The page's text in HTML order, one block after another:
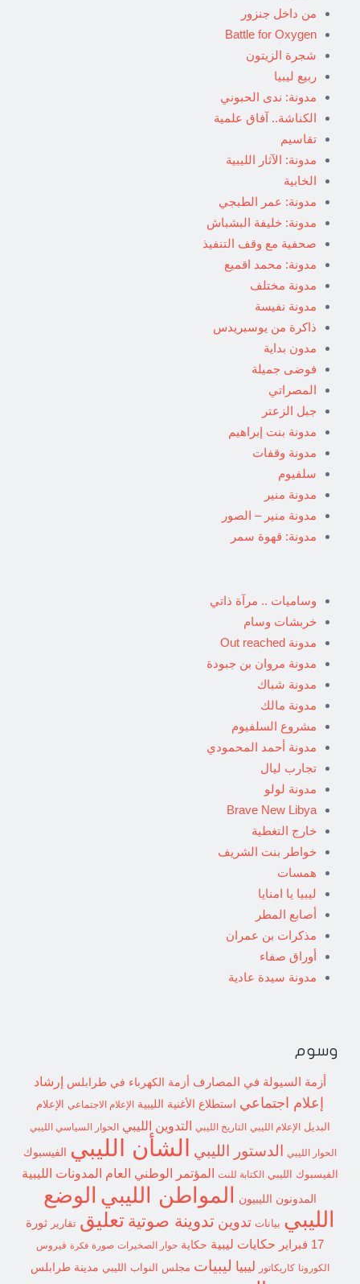
من داخل جنزور
Battle for Oxygen
شجرة الزيتون
ربيع ليبيا
مدونة: ندى الحبوني
الكناشة.. آفاق علمية
تقاسيم
مدونة: الآثار الليبية
الخابية
مدونة: عمر الطبجي
مدونة: خليفة البشباش
صحفية مع وقف التنفيذ
مدونة: محمد اقميع
مدونة مختلف
مدونة نفيسة
ذاكرة من يوسبريدس
مدون بداية
فوضى جميلة
المصراتي
جبل الزعتر
مدونة بنت إبراهيم
مدونة وقفات
سلفيوم
مدونة منير
مدونة منير – الصور
مدونة: قهوة سمر
وساميات .. مرآة ذاتي
خربشات وسام
مدونة Out reached
مدونة مروان بن جبودة
مدونة شباك
مدونة مالك
مشروع السلفيوم
مدونة أحمد المحمودي
تجارب ليال
مدونة لولو
Brave New Libya
خارج التغطية
خواطر بنت الشريف
همسات
ليبيا يا امنايا
أصابع المطر
مذكرات بن عمران
أوراق صفاء
مدونة سيدة عادية
وسوم
أزمة السيولة في المصارف أزمة الكهرباء في طرابلس إرشاد
إعلام اجتماعي استطلاع الأغنية الليبية الإعلام الاجتماعي
الإعلام
البديل الإعلام الليبي التاريخ الليبي التدوين الليبي الحوار السياسي الليبي
الحوار الليبي الدستور الليبي الشأن الليبي الفيسبوك
الفيسبوك الليبي الكتابة للنت المؤتمر الوطني العام المدونات الليبية
المدونون الليبيون المواطن الليبي الوضع
الليبي بيانات تدوين تدوينة صوتية تعليق تقارير
ثورة
17 فبراير
حكايات ليبية حكاية حوار الصخيرات صورة فكرة فيروس
الكورونا كاريكاتور ليبيا ليبيات مجلس النواب الليبي مدينة طرابلس